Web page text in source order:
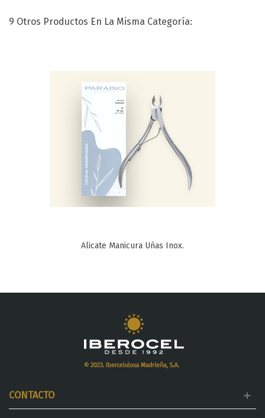
9 Otros Productos En La Misma Categoría:
Alicate Manicura Uñas Inox.
CONTACTO